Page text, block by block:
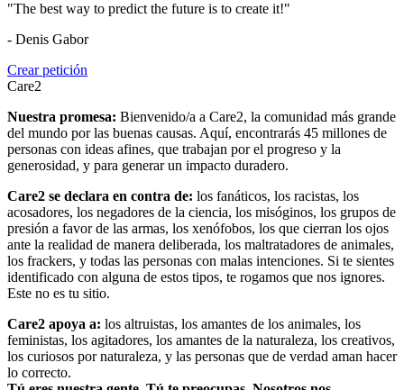
"The best way to predict the future is to create it!"
- Denis Gabor
Crear petición
Care2
Nuestra promesa: Bienvenido/a a Care2, la comunidad más grande
del mundo por las buenas causas. Aquí, encontrarás 45 millones de
personas con ideas afines, que trabajan por el progreso y la
generosidad, y para generar un impacto duradero.
Care2 se declara en contra de: los fanáticos, los racistas, los
acosadores, los negadores de la ciencia, los misóginos, los grupos de
presión a favor de las armas, los xenófobos, los que cierran los ojos
ante la realidad de manera deliberada, los maltratadores de animales,
los frackers, y todas las personas con malas intenciones. Si te sientes
identificado con alguna de estos tipos, te rogamos que nos ignores.
Este no es tu sitio.
Care2 apoya a: los altruistas, los amantes de los animales, los
feministas, los agitadores, los amantes de la naturaleza, los creativos,
los curiosos por naturaleza, y las personas que de verdad aman hacer
lo correcto.